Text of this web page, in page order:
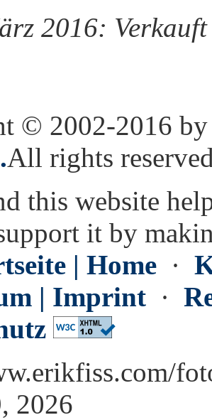
2016:
© 2002-2016
All rights
this website
it by
| Home ·
| Imprint ·
2026